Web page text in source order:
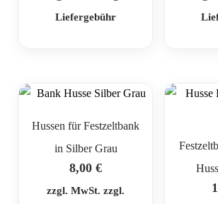
Liefergebühr
Hussen für Festzeltbank
in Silber Grau
8,00€
zzgl. MwSt. zzgl.